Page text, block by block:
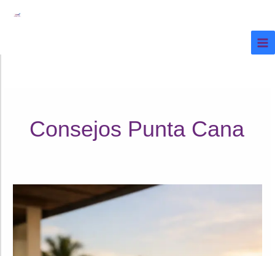
Consejos Punta Cana